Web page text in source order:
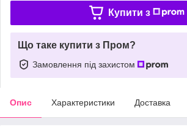
Купити з
Що таке купити з Пром?
Замовлення під захистом
Опис Характеристики Доставка